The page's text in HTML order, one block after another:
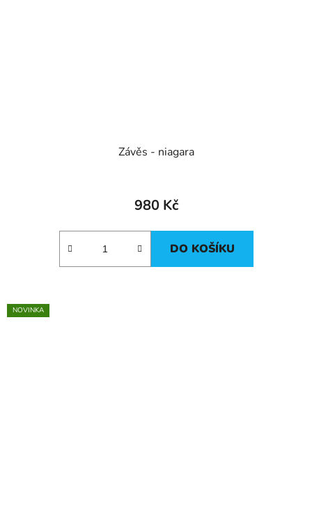
Závěs - niagara
980 Kč
DO KOŠÍKU
NOVINKA